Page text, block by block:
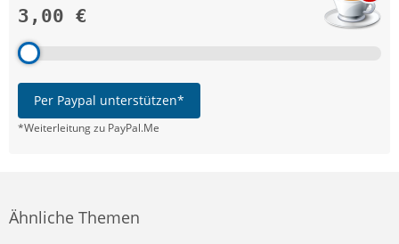
3,00 €
Per Paypal unterstützen*
*Weiterleitung zu PayPal.Me
Ähnliche Themen